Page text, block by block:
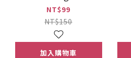
NT$99
NT$150
加入購物車